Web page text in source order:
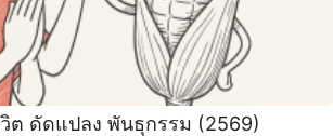
ต ดัดแปลง พันธุกรรม (2569)